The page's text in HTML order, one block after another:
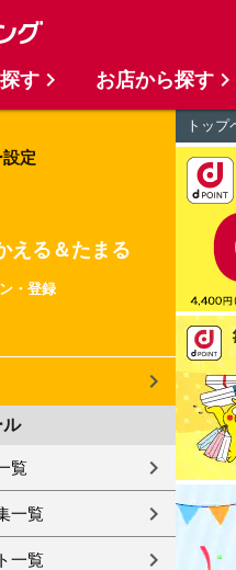
定
える＆たまる
・登録
ル
覧
一覧
一覧
トップ
す お店から探す